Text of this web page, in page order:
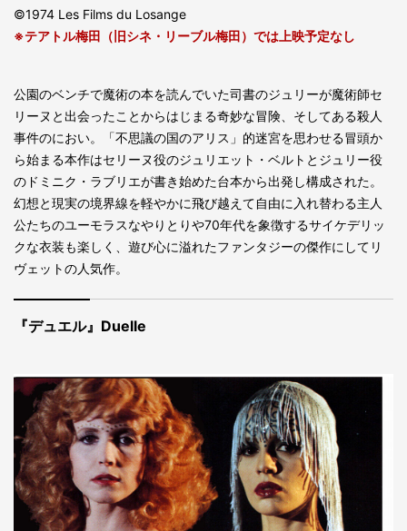
©1974 Les Films du Losange
※テアトル梅田（旧シネ・リーブル梅田）では上映予定なし
公園のベンチで魔術の本を読んでいた司書のジュリーが魔術師セ
リーヌと出会ったことからはじまる奇妙な冒険、そしてある殺人
事件のにおい。「不思議の国のアリス」的迷宮を思わせる冒頭か
ら始まる本作はセリーヌ役のジュリエット・ベルトとジュリー役
のドミニク・ラブリエが書き始めた台本から出発し構成された。
幻想と現実の境界線を軽やかに飛び越えて自由に入れ替わる主人
公たちのユーモラスなやりとりや70年代を象徴するサイケデリッ
クな衣装も楽しく、遊び心に溢れたファンタジーの傑作にしてリ
ヴェットの人気作。
『デュエル』Duelle